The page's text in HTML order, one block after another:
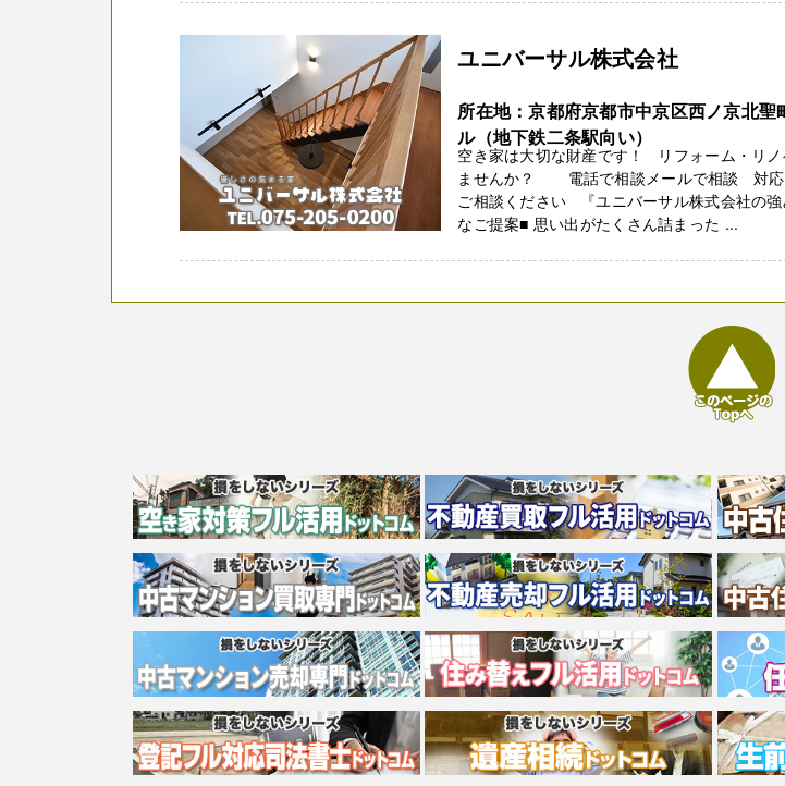
ユニバーサル株式会社
所在地：京都府京都市中京区西ノ京北
ル（地下鉄二条駅向い）
空き家は大切な財産です！ リフォーム・リ
ませんか？ 電話で相談メールで相談 対応
ご相談ください 『ユニバーサル株式会社の
なご提案■ 思い出がたくさん詰まった ...